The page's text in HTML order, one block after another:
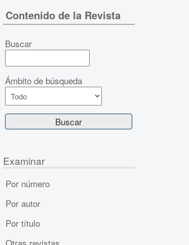
Contenido de la Revista
Buscar
Ámbito de búsqueda
Examinar
Por número
Por autor
Por título